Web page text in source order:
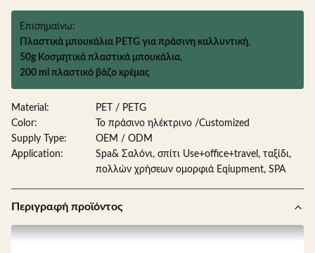
Επισημαίνω:
Πλαστικά μπουκάλια PETG για πράσινη καλλυντική,
50g Κοσμητικά πλαστικά μπουκάλια,
200 ml πλαστικό βάζο κρέμας
Material:
PET / PETG
Color:
Το πράσινο ηλέκτρινο /Customized
Supply Type:
OEM / ODM
Application:
Spa& Σαλόνι, σπίτι Use+office+travel, ταξίδι,
πολλών χρήσεων ομορφιά Eqiupment, SPA
Περιγραφή προϊόντος